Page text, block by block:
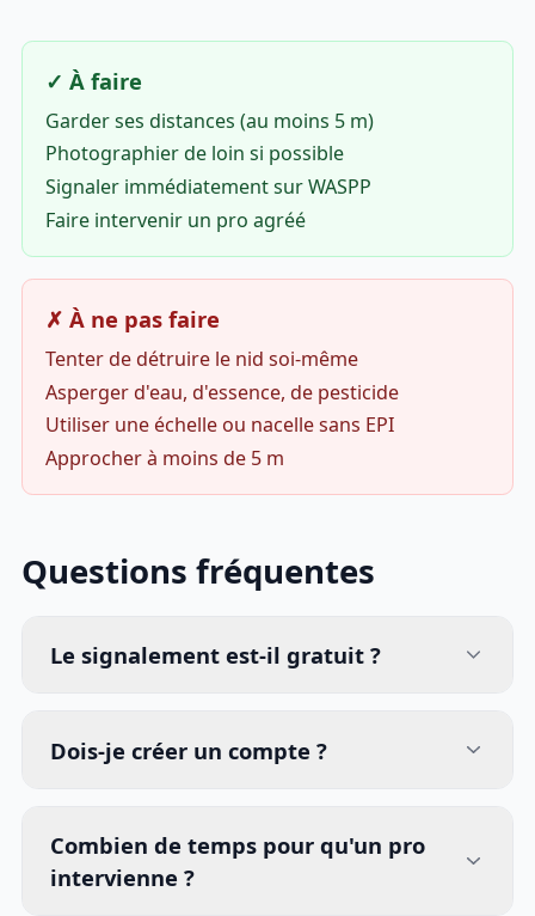
✓ À faire
Garder ses distances (au moins 5 m)
Photographier de loin si possible
Signaler immédiatement sur WASPP
Faire intervenir un pro agréé
✗ À ne pas faire
Tenter de détruire le nid soi-même
Asperger d'eau, d'essence, de pesticide
Utiliser une échelle ou nacelle sans EPI
Approcher à moins de 5 m
Questions fréquentes
Le signalement est-il gratuit ?
Dois-je créer un compte ?
Combien de temps pour qu'un pro
intervienne ?